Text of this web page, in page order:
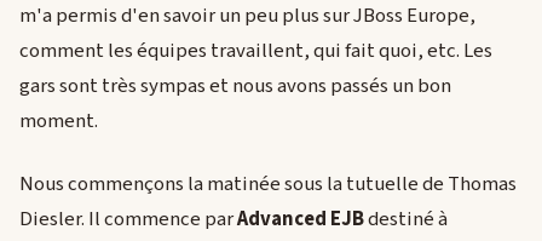
m'a permis d'en savoir un peu plus sur JBoss Europe,
comment les équipes travaillent, qui fait quoi, etc. Les
gars sont très sympas et nous avons passés un bon
moment.
Nous commençons la matinée sous la tutuelle de Thomas
Diesler. Il commence parAdvanced EJBdestiné à